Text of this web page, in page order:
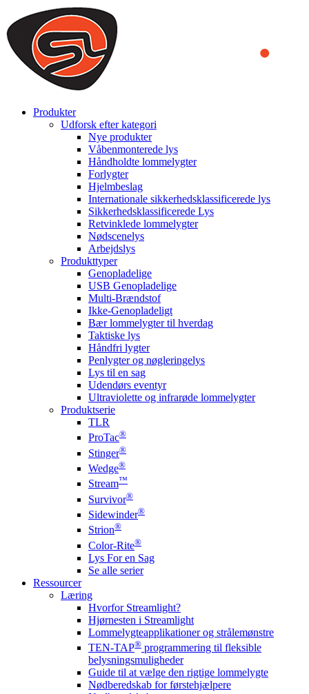
We use cookies to ensure that we provide you the best experience
on our website. By continuing to browse this website, you accept
that cookies are used to help us analyze how the website is used and
to offer you a better experience. To learn more or to find out how
you can disable cookies, you can access our
Produkter
Udforsk efter kategori
Nye produkter
Våbenmonterede lys
Håndholdte lommelygter
Forlygter
Hjelmbeslag
Internationale sikkerhedsklassificerede lys
Sikkerhedsklassificerede Lys
Retvinklede lommelygter
Nødscenelys
Arbejdslys
Produkttyper
Genopladelige
USB Genopladelige
Multi-Brændstof
Ikke-Genopladeligt
Bær lommelygter til hverdag
Taktiske lys
Håndfri lygter
Penlygter og nøgleringelys
Lys til en sag
Udendørs eventyr
Ultraviolette og infrarøde lommelygter
Produktserie
TLR
ProTac®
Stinger®
Wedge®
Stream™
Survivor®
Sidewinder®
Strion®
Color-Rite®
Lys For en Sag
Se alle serier
Ressourcer
Læring
Hvorfor Streamlight?
Hjørnesten i Streamlight
Lommelygteapplikationer og strålemønstre
TEN-TAP® programmering til fleksible
belysningsmuligheder
Guide til at vælge den rigtige lommelygte
Nødberedskab for førstehjælpere